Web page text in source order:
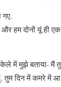
हम दोनों यूं ही
में मुझे बताया- मैं
तुम दिन में कमरे में